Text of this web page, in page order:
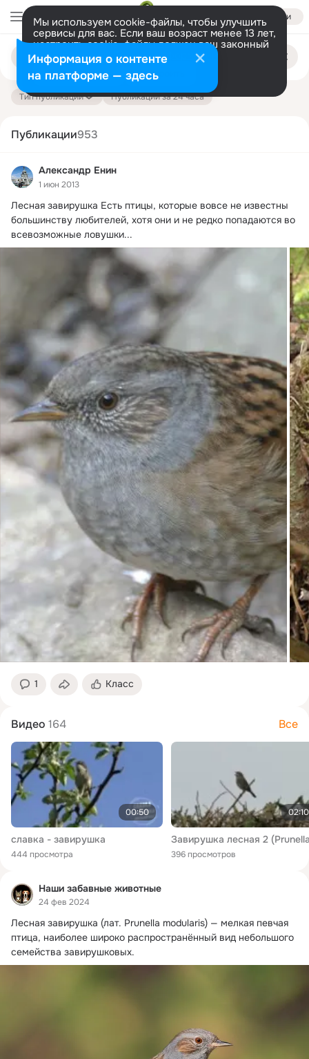
Войти
Мы используем cookie-файлы, чтобы улучшить
сервисы для вас. Если ваш возраст менее 13 лет,
настроить cookie-файлы должен ваш законный
представитель. Больше информации
Разрешить все Настроить
Поиск
публикациям
Тип публикации Публикации за 24 часа
Публикации953
Александр Енин
1 июн 2013
Лесная завирушка Есть птицы, которые вовсе не известны
большинству любителей, хотя они и не редко попадаются во
всевозможные ловушки...
1 Класс
Видео 164 Все
00:50
славка - завирушка
444 просмотра
02:10
396 просмотров
Наши забавные животные
24 фев 2024
Лесная завирушка (лат. Prunella modularis) — мелкая певчая
птица, наиболее широко распространённый вид небольшого
семейства завирушковых.
Информация о контенте
на платформе — здесь